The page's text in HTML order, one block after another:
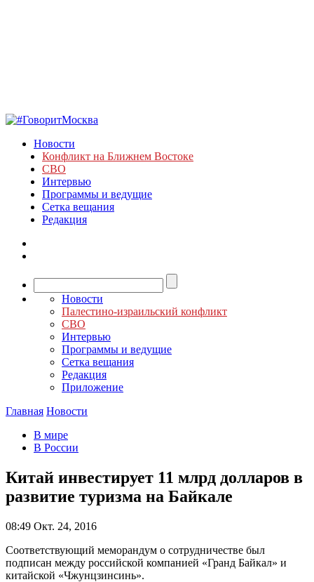
Новости
Конфликт на Ближнем Востоке
СВО
Интервью
Программы и ведущие
Сетка вещания
Редакция
Новости
Палестино-израильский конфликт
СВО
Интервью
Программы и ведущие
Сетка вещания
Редакция
Приложение
Главная Новости
В мире
В России
Китай инвестирует 11 млрд долларов в
развитие туризма на Байкале
08:49 Окт. 24, 2016
Соответствующий меморандум о сотрудничестве был
подписан между российской компанией «Гранд Байкал» и
китайской «Чжунцзинсинь».